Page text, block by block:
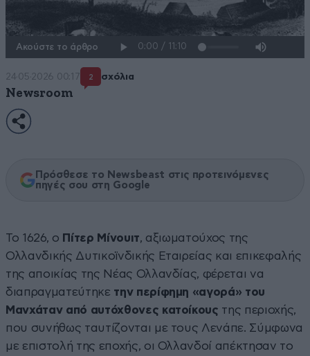
Ακούστε το άρθρο
24·05·2026 00:17 2 σχόλια
Newsroom
Πρόσθεσε το Newsbeast στις προτεινόμενες
πηγές σου στη Google
Το 1626, ο Πίτερ Μίνουιτ, αξιωματούχος της
Ολλανδικής Δυτικοϊνδικής Εταιρείας και επικεφαλής
της αποικίας της Νέας Ολλανδίας, φέρεται να
διαπραγματεύτηκε την περίφημη «αγορά» του
Μανχάταν από αυτόχθονες κατοίκους της περιοχής,
που συνήθως ταυτίζονται με τους Λενάπε. Σύμφωνα
με επιστολή της εποχής, οι Ολλανδοί απέκτησαν το